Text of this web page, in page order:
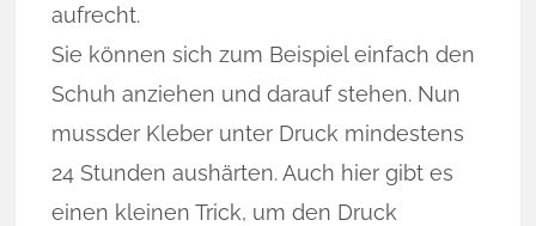
aufrecht.
Sie können sich zum Beispiel einfach den
Schuh anziehen und darauf stehen. Nun
mussder Kleber unter Druck mindestens
24 Stunden aushärten. Auch hier gibt es
einen kleinen Trick, um den Druck